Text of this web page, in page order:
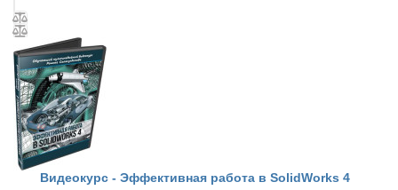
Видеокурс - Эффективная работа в SolidWorks 4